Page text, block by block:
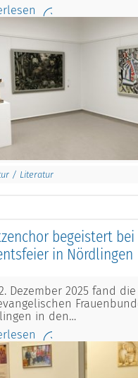
/ Literatur
begeistert
in Nördlingen
Dezember 2025 fand
in den…